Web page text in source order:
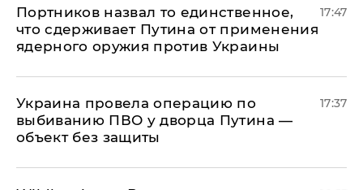
Портников назвал то единственное,
что сдерживает Путина от применения
ядерного оружия против Украины
17:47
Украина провела операцию по
выбиванию ПВО у дворца Путина —
объект без защиты
17:37